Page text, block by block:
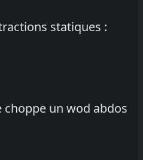
statiques :
un wod abdos